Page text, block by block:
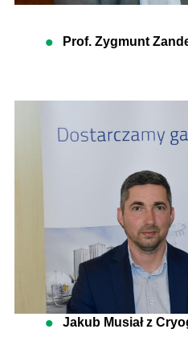
Prof. Zygmunt
Jakub Musiał z